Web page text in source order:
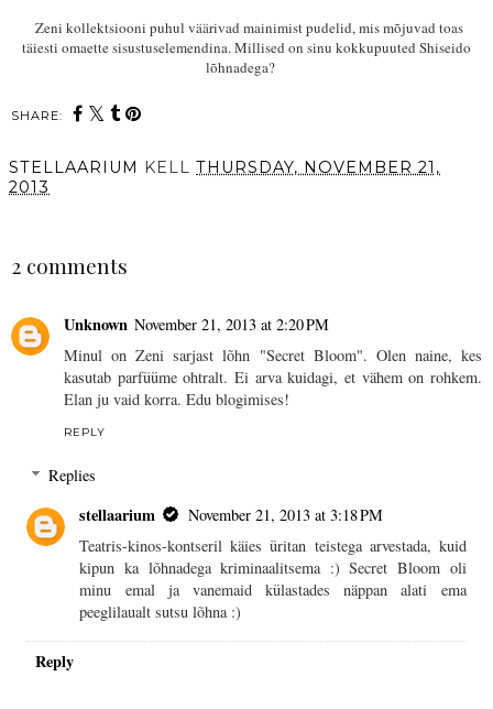
Zeni kollektsiooni puhul väärivad mainimist pudelid, mis mõjuvad toas
täiesti omaette sisustuselemendina. Millised on sinu kokkupuuted Shiseido
lõhnadega?
SHARE:
STELLAARIUM KELL THURSDAY, NOVEMBER 21,
2013
2 comments
Unknown November 21, 2013 at 2:20 PM
Minul on Zeni sarjast lõhn "Secret Bloom". Olen naine, kes
kasutab parfüüme ohtralt. Ei arva kuidagi, et vähem on rohkem.
Elan ju vaid korra. Edu blogimises!
REPLY
Replies
stellaarium
November 21, 2013 at 3:18 PM
Teatris-kinos-kontseril käies üritan teistega arvestada, kuid
kipun ka lõhnadega kriminaalitsema :) Secret Bloom oli
minu emal ja vanemaid külastades näppan alati ema
peeglilaualt sutsu lõhna :)
Reply